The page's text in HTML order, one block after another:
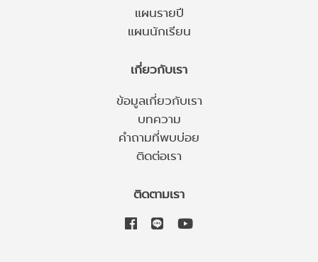
แผนรายปี
แผนนักเรียน
เกี่ยวกับเรา
ข้อมูลเกี่ยวกับเรา
บทความ
คำถามที่พบบ่อย
ติดต่อเรา
ติดตามเรา